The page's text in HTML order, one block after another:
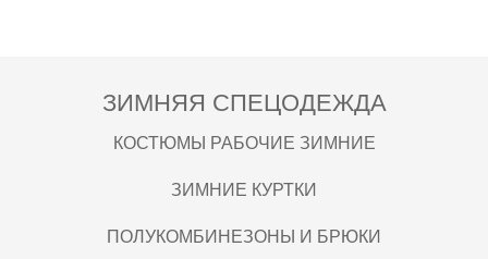
ЗИМНЯЯ СПЕЦОДЕЖДА
КОСТЮМЫ РАБОЧИЕ ЗИМНИЕ
ЗИМНИЕ КУРТКИ
ПОЛУКОМБИНЕЗОНЫ И БРЮКИ